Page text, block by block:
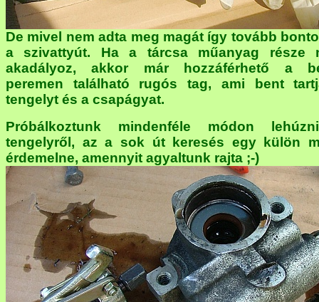
De mivel nem adta meg magát így tovább
a szivattyút. Ha a tárcsa műanyag része
akadályoz, akkor már hozzáférhető a
peremen található rugós tag, ami bent
tengelyt és a csapágyat.
Próbálkoztunk mindenféle módon
tengelyről, az a sok út keresés egy külön
érdemelne, amennyit agyaltunk rajta ;-)